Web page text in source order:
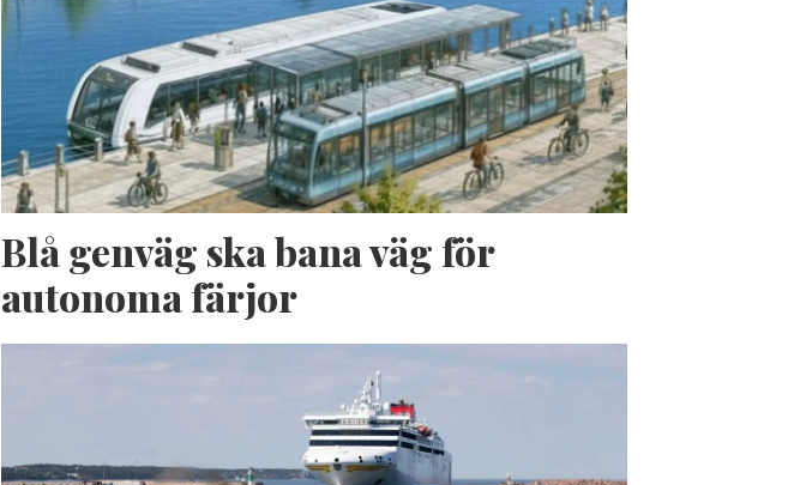
Blå genväg ska bana väg för
autonoma färjor